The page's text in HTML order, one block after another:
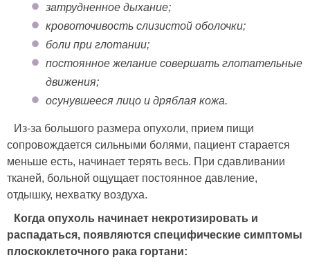
затрудненное дыхание;
кровоточивость слизистой оболочки;
боли при глотании;
постоянное желание совершать глотательные
движения;
осунувшееся лицо и дряблая кожа.
Из-за большого размера опухоли, прием пищи
сопровождается сильными болями, пациент старается
меньше есть, начинает терять весь. При сдавливании
тканей, больной ощущает постоянное давление,
отдышку, нехватку воздуха.
Когда опухоль начинает некротизировать и
распадаться, появляются специфические симптомы
плоскоклеточного рака гортани: